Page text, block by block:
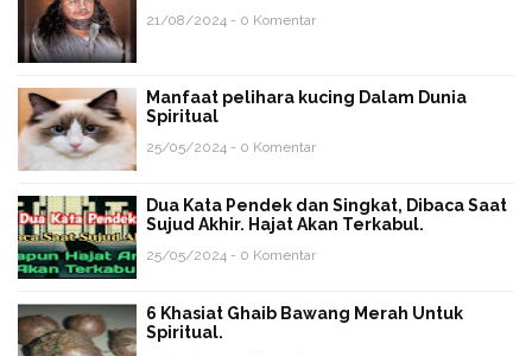
21/08/2024 - 0 Komentar
Manfaat pelihara kucing Dalam Dunia
Spiritual
25/05/2024 - 0 Komentar
Dua Kata Pendek dan Singkat, Dibaca Saat
Sujud Akhir. Hajat Akan Terkabul.
25/05/2024 - 0 Komentar
6 Khasiat Ghaib Bawang Merah Untuk
Spiritual.